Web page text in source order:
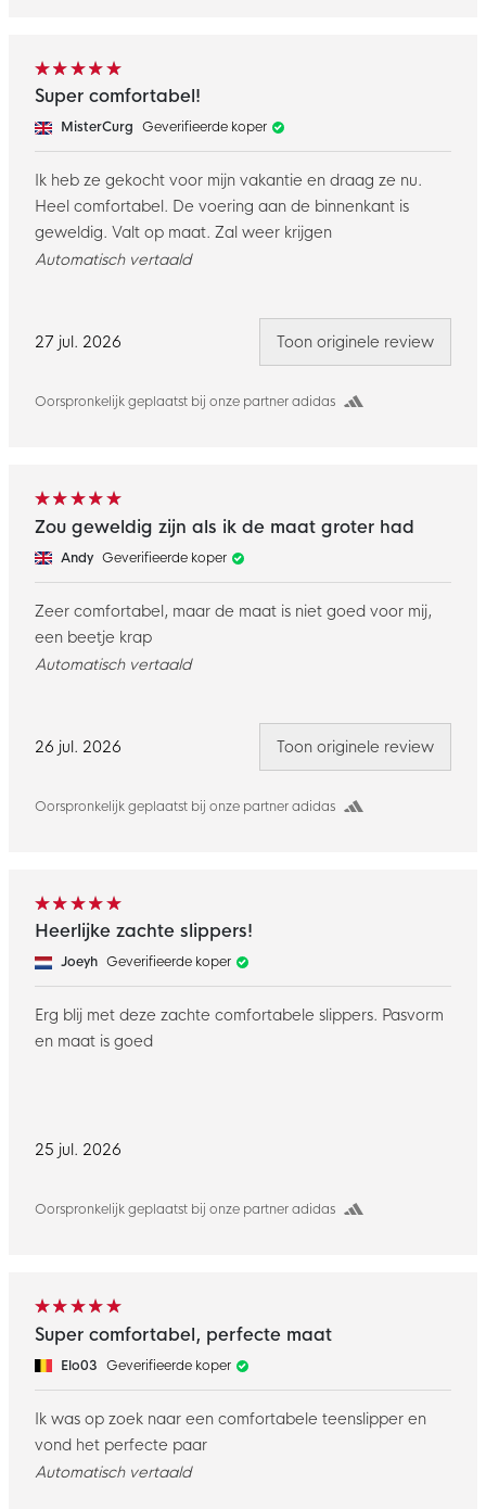
27 jul. 2026
Oorspronkelijk geplaatst bij onze partner adidas
Super comfortabel!
MisterCurg Geverifieerde koper
Ik heb ze gekocht voor mijn vakantie en draag ze nu.
Heel comfortabel. De voering aan de binnenkant is
geweldig. Valt op maat. Zal weer krijgen
Automatisch vertaald
Toon originele review
26 jul. 2026
Oorspronkelijk geplaatst bij onze partner adidas
Zou geweldig zijn als ik de maat groter had
Andy Geverifieerde koper
Zeer comfortabel, maar de maat is niet goed voor mij,
een beetje krap
Automatisch vertaald
Toon originele review
25 jul. 2026
Oorspronkelijk geplaatst bij onze partner adidas
Heerlijke zachte slippers!
Joeyh Geverifieerde koper
Erg blij met deze zachte comfortabele slippers. Pasvorm
en maat is goed
Super comfortabel, perfecte maat
Elo03 Geverifieerde koper
Ik was op zoek naar een comfortabele teenslipper en
vond het perfecte paar
Automatisch vertaald